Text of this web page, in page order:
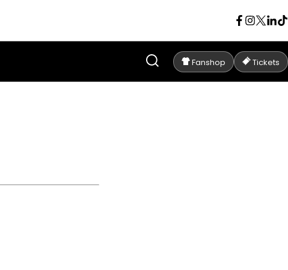
Fanshop Tickets